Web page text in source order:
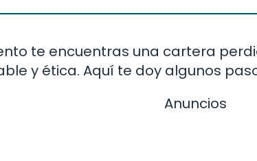
te encuentras una cartera
y ética. Aquí te doy algunos
Anuncios